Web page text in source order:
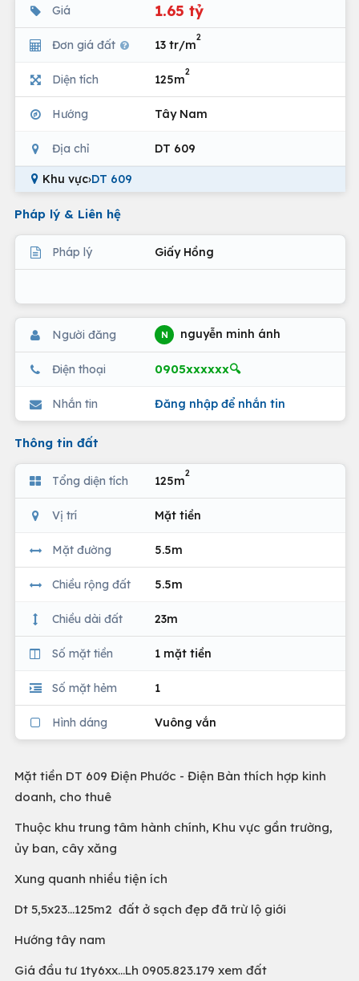
Giá 1.65 tỷ
Đơn giá đất 13 tr/m
2
Diện tích 125m
2
Hướng Tây Nam
Địa chỉ DT 609
Khu vực›DT 609
Pháp lý & Liên hệ
Pháp lý Giấy Hồng
Người đăng N nguyễn minh ánh
Điện thoại 0905xxxxxx🔍
Nhắn tin Đăng nhập để nhắn tin
Thông tin đất
Tổng diện tích 125m
2
Vị trí Mặt tiền
Mặt đường 5.5m
Chiều rộng đất 5.5m
Chiều dài đất 23m
Số mặt tiền 1 mặt tiền
Số mặt hẻm 1
Hình dáng Vuông vắn
Mặt tiền DT 609 Điện Phước - Điện Bàn thích hợp kinh
doanh, cho thuê
Thuộc khu trung tâm hành chính, Khu vực gần trường,
ủy ban, cây xăng
Xung quanh nhiều tiện ích
Dt 5,5x23...125m2 đất ở sạch đẹp đã trừ lộ giới
Hướng tây nam
Giá đầu tư 1ty6xx...Lh 0905.823.179 xem đất